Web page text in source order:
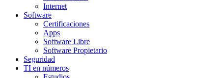
Internet
Software
Certificaciones
Apps
Software Libre
Software Propietario
Seguridad
TI en números